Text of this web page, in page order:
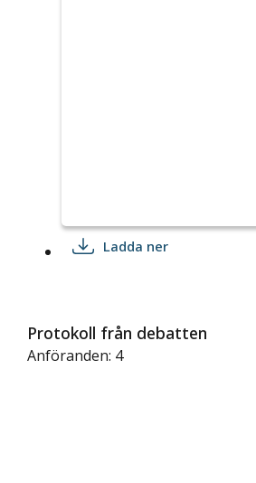
Ladda ner
Protokoll från debatten
Anföranden: 4